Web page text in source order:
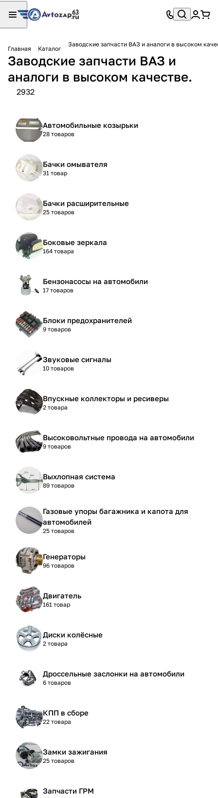
Главная Каталог
Заводские запчасти ВАЗ и аналоги в высоком
Заводские запчасти ВАЗ и
аналоги в высоком качестве.
2932
Автомобильные козырьки
28 товаров
Бачки омывателя
31 товар
Бачки расширительные
25 товаров
Боковые зеркала
164 товара
Бензонасосы на автомобили
17 товаров
Блоки предохранителей
9 товаров
Звуковые сигналы
10 товаров
Впускные коллекторы и ресиверы
2 товара
Высоковольтные провода на автомобили
9 товаров
Выхлопная система
89 товаров
Газовые упоры багажника и капота для
автомобилей
25 товаров
Генераторы
96 товаров
Двигатель
161 товар
Диски колёсные
2 товара
Дроссельные заслонки на автомобили
6 товаров
КПП в сборе
22 товара
Замки зажигания
25 товаров
Запчасти ГРМ